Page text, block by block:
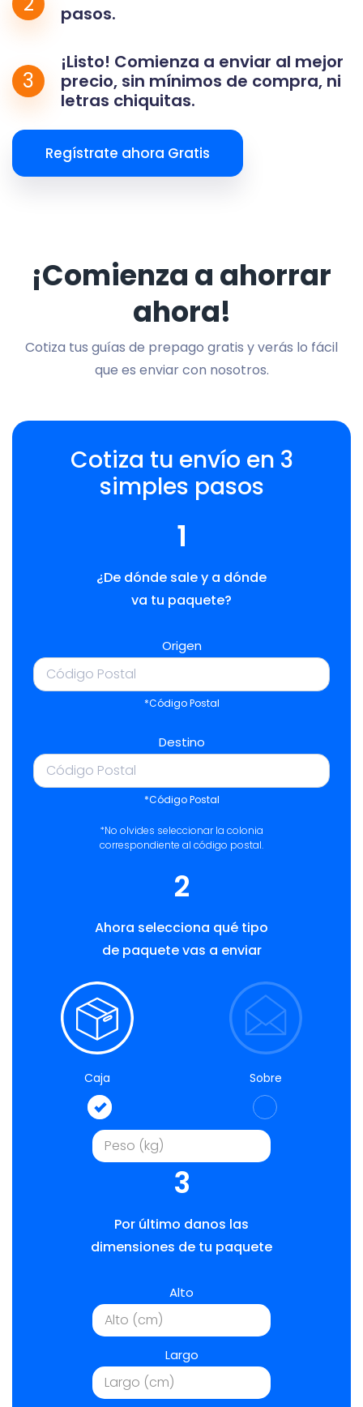
pasos.
3
¡Listo! Comienza a enviar al mejor
precio, sin mínimos de compra, ni
letras chiquitas.
Regístrate ahora Gratis
¡Comienza a ahorrar
ahora!
Cotiza tus guías de prepago gratis y verás lo fácil
que es enviar con nosotros.
Cotiza tu envío en 3
simples pasos
1
¿De dónde sale y a dónde
va tu paquete?
Origen
*Código Postal
Destino
*Código Postal
*No olvides seleccionar la colonia
correspondiente al código postal.
2
Ahora selecciona qué tipo
de paquete vas a enviar
Caja Sobre
3
Por último danos las
dimensiones de tu paquete
Alto
Largo